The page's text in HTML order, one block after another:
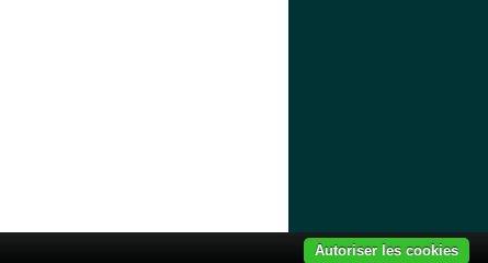
Autoriser les cookies